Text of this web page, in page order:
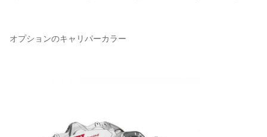
オプションのキャリパーカラー